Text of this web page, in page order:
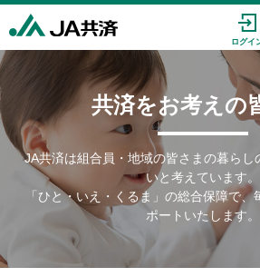
共済をお考えの
JA共済は組合員・地域の皆さまの暮らし
いと考えています。
「ひと・いえ・くるま」の総合保障で
ポートいたします。